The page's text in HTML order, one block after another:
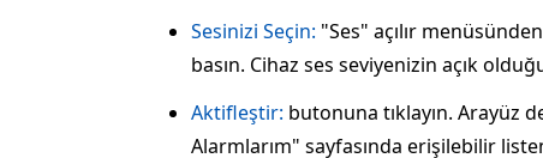
Sesinizi Seçin: "Ses" açılır
basın. Cihaz ses seviyenizin açık
Aktifleştir: butonuna tıklayın. Arayüz
Alarmlarım" sayfasında erişilebilir